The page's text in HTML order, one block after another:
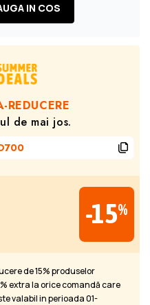
IN COS
REDUCERE
de mai jos.
-15%
de 15% produselor
extra la orice comandă care
valabil in perioada 01-